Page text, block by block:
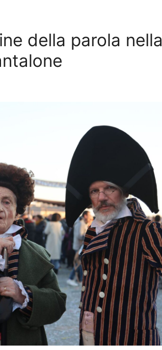
della parola nella